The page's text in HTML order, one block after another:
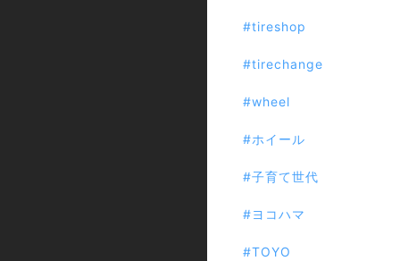
#tireshop
#tirechange
#wheel
#ホイール
#子育て世代
#ヨコハマ
#TOYO